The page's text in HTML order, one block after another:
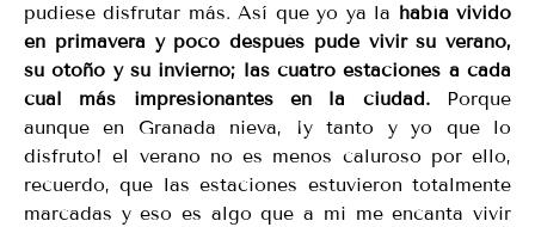
pudiese disfrutar más. Así que yo ya la había vivido
en primavera y poco después pude vivir su verano,
su otoño y su invierno; las cuatro estaciones a cada
cual más impresionantes en la ciudad.Porque
aunque en Granada nieva, ¡y tanto y yo que lo
disfruto! el verano no es menos caluroso por ello,
recuerdo, que las estaciones estuvieron totalmente
marcadas y eso es algo que a mi me encanta vivir